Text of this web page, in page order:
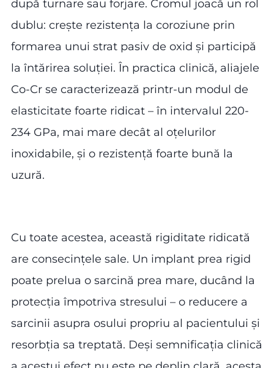
după turnare sau forjare. Cromul joacă un rol
dublu: crește rezistența la coroziune prin
formarea unui strat pasiv de oxid și participă
la întărirea soluției. În practica clinică, aliajele
Co-Cr se caracterizează printr-un modul de
elasticitate foarte ridicat – în intervalul 220-
234 GPa, mai mare decât al oțelurilor
inoxidabile, și o rezistență foarte bună la
uzură.
Cu toate acestea, această rigiditate ridicată
are consecințele sale. Un implant prea rigid
poate prelua o sarcină prea mare, ducând la
protecția împotriva stresului – o reducere a
sarcinii asupra osului propriu al pacientului și
resorbția sa treptată. Deși semnificația clinică